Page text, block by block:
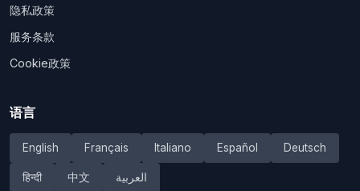
隐私政策
服务条款
Cookie政策
语言
English Français Italiano Español Deutsch
हिन्दी 中文 العربية